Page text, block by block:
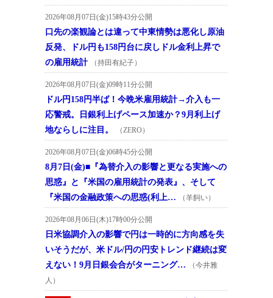
2026年08月07日(金)15時43分公開
口先の楽観論とは違って中東情勢は悪化し原油
反発、ドル円も158円台に戻しドル金利上昇で
の雇用統計
（持田有紀子）
2026年08月07日(金)09時11分公開
ドル円158円半ば！今晩米雇用統計→介入も一
応警戒。日銀利上げペース加速か？9月利上げ
地ならしに注目。
（ZERO）
2026年08月07日(金)06時45分公開
8月7日(金)■『為替介入の影響と更なる実施への
思惑』と『米国の雇用統計の発表』、そして
『米国の金融政策への思惑(利上…
（羊飼い）
2026年08月06日(木)17時00分公開
日米協調介入の影響で円は一時的に方向感を失
いそうだが、米ドル/円の円安トレンド継続は変
えない！9月日銀会合がターニング…
（今井雅
人）